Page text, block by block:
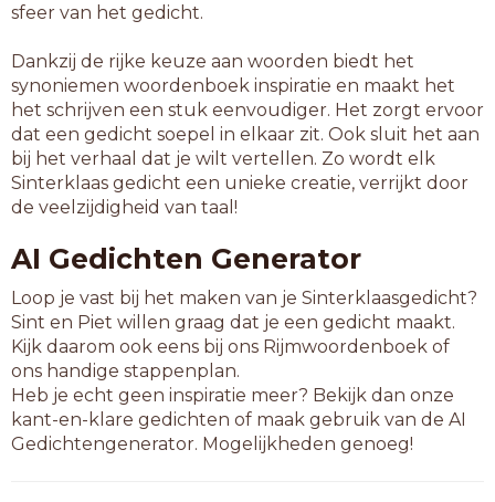
sfeer van het gedicht.
Dankzij de rijke keuze aan woorden biedt het
synoniemen woordenboek inspiratie en maakt het
het schrijven een stuk eenvoudiger. Het zorgt ervoor
dat een gedicht soepel in elkaar zit. Ook sluit het aan
bij het verhaal dat je wilt vertellen. Zo wordt elk
Sinterklaas gedicht een unieke creatie, verrijkt door
de veelzijdigheid van taal!
AI Gedichten Generator
Loop je vast bij het maken van je Sinterklaasgedicht?
Sint en Piet willen graag dat je een gedicht maakt.
Kijk daarom ook eens bij ons Rijmwoordenboek of
ons handige stappenplan.
Heb je echt geen inspiratie meer? Bekijk dan onze
kant-en-klare gedichten of maak gebruik van de AI
Gedichtengenerator. Mogelijkheden genoeg!